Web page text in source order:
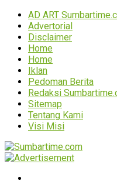
AD ART
Advertorial
Disclaimer
Home
Home
Iklan
Pedoman Berita
Redaksi
Sitemap
Tentang Kami
Visi Misi